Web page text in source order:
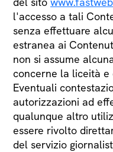
l'accesso a tali
senza effettuare
estranea ai
non si assume
concerne la liceità e
Eventuali
autorizzazioni ad
qualunque altro
essere rivolto
del servizio